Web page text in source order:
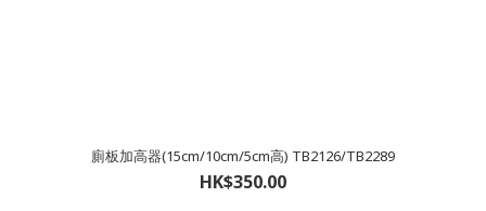
廁板加高器(15cm/10cm/5cm高) TB2126/TB2289
HK$350.00